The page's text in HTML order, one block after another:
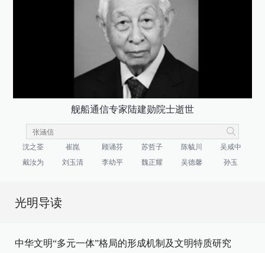
舰船通信专家陆建勋院士逝世
沈之荃 崔崑 顾诵芬 苏哲子 陈毓川
吴咸中
戴汝为
刘玉清 李幼平 魏正耀 吴德馨 孙玉
光明导读
中华文明“多元一体”格局的形成机制及文明特质研究